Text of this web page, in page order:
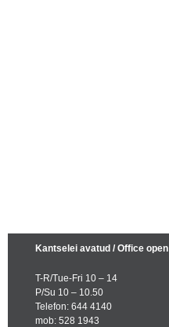
Kantselei avatud / Office open
T-R/Tue-Fri 10 – 14
P/Su 10 – 10.50
Telefon: 644 4140
mob: 528 1943